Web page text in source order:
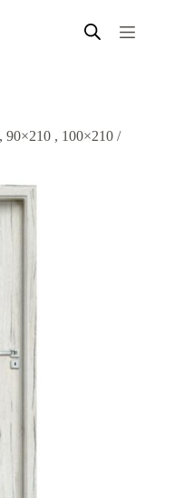
, 100×210 /